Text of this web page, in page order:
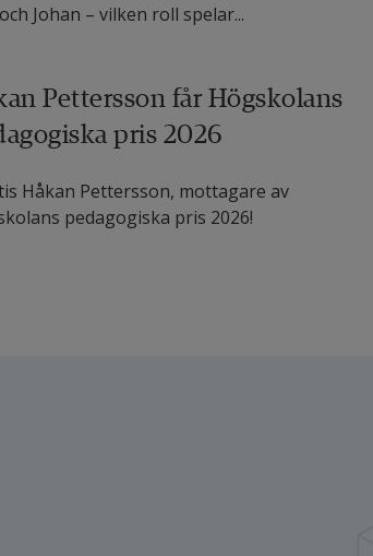
Johan – vilken roll spelar...
Pettersson får Högskolans
pris 2026
Håkan Pettersson, mottagare av
pedagogiska pris 2026!